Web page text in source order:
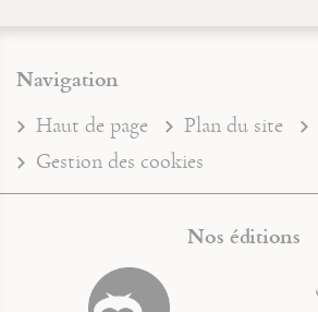
Navigation
Haut de page Plan du site
Gestion des cookies
Nos éditions